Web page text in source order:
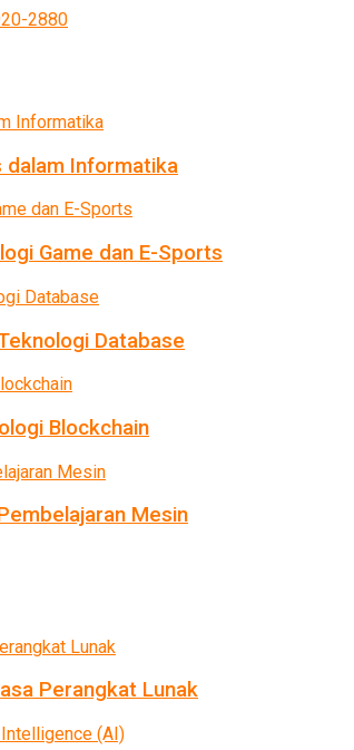
dalam Informatika
Game dan E-Sports
Database
Blockchain
Mesin
Perangkat Lunak